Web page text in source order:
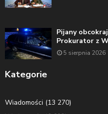
Pijany
Prokurator z
5 sierpnia 2026
Kategorie
Wiadomości (13 270)